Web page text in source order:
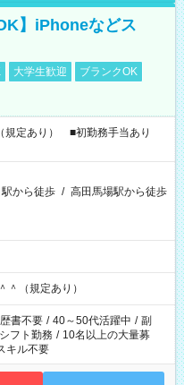
】iPhoneなどス
大学生歓迎
ブランクOK
定あり） ■初勤務手当あり
から徒歩 / 高田馬場駅から徒歩
（規定あり）
書不要 / 40～50代活躍中 / 副
シフト勤務 / 10名以上の大量募
キル不要